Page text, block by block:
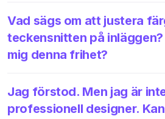
Vad sägs om att justera
teckensnitten på inläggen?
mig denna frihet?
Jag förstod. Men jag är
professionell designer.